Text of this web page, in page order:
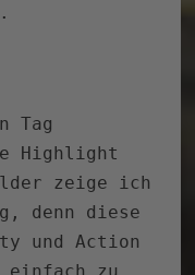
Tag
Highlight
zeige ich
denn diese
und Action